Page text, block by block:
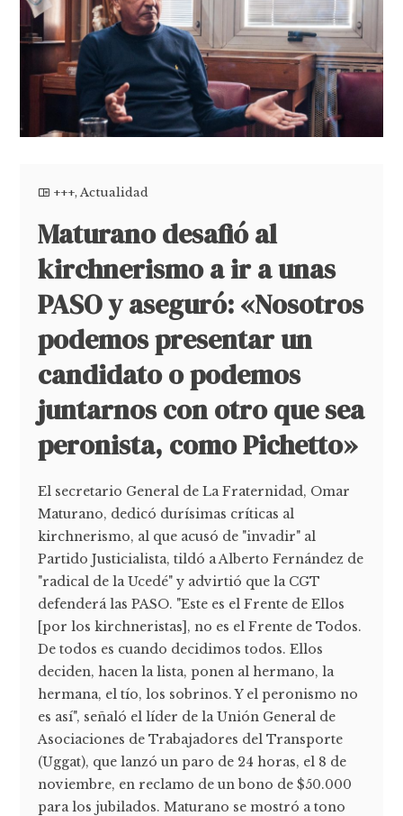
+++,Actualidad
Maturano desafió al
kirchnerismo a ir a unas
PASO y aseguró: «Nosotros
podemos presentar un
candidato o podemos
juntarnos con otro que sea
peronista, como Pichetto»
El secretario General de La Fraternidad, Omar
Maturano, dedicó durísimas críticas al
kirchnerismo, al que acusó de "invadir" al
Partido Justicialista, tildó a Alberto Fernández de
"radical de la Ucedé" y advirtió que la CGT
defenderá las PASO. "Este es el Frente de Ellos
[por los kirchneristas], no es el Frente de Todos.
De todos es cuando decidimos todos. Ellos
deciden, hacen la lista, ponen al hermano, la
hermana, el tío, los sobrinos. Y el peronismo no
es así", señaló el líder de la Unión General de
Asociaciones de Trabajadores del Transporte
(Uggat), que lanzó un paro de 24 horas, el 8 de
noviembre, en reclamo de un bono de $50.000
para los jubilados. Maturano se mostró a tono